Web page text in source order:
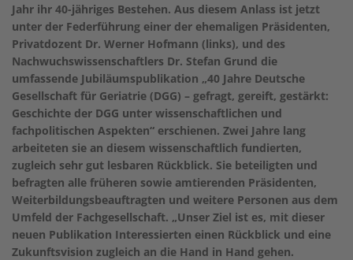
Jahr ihr 40-jähriges Bestehen. Aus diesem Anlass ist jetzt
unter der Federführung einer der ehemaligen Präsidenten,
Privatdozent Dr. Werner Hofmann (links), und des
Nachwuchswissenschaftlers Dr. Stefan Grund die
umfassende Jubiläumspublikation „40 Jahre Deutsche
Gesellschaft für Geriatrie (DGG) – gefragt, gereift, gestärkt:
Geschichte der DGG unter wissenschaftlichen und
fachpolitischen Aspekten“ erschienen. Zwei Jahre lang
arbeiteten sie an diesem wissenschaftlich fundierten,
zugleich sehr gut lesbaren Rückblick. Sie beteiligten und
befragten alle früheren sowie amtierenden Präsidenten,
Weiterbildungsbeauftragten und weitere Personen aus dem
Umfeld der Fachgesellschaft. „Unser Ziel ist es, mit dieser
neuen Publikation Interessierten einen Rückblick und eine
Zukunftsvision zugleich an die Hand in Hand gehen.